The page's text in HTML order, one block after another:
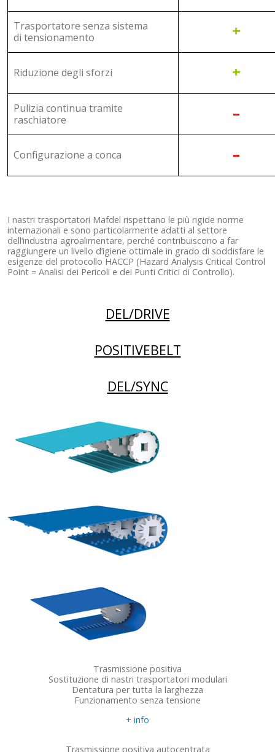
Trasportatore senza sistema
di tensionamento
+
Riduzione degli sforzi +
Pulizia continua tramite
raschiatore
–
Configurazione a conca –
I nastri trasportatori Mafdel rispettano le più rigide norme
internazionali e sono particolarmente adatti al settore
dell’industria agroalimentare, perché contribuiscono a far
raggiungere un livello d’igiene ottimale in grado di soddisfare le
esigenze del protocollo HACCP (Hazard Analysis Critical Control
Point = Analisi dei Pericoli e dei Punti Critici di Controllo).
DEL/DRIVE
POSITIVEBELT
DEL/SYNC
Trasmissione positiva
Sostituzione di nastri trasportatori modulari
Dentatura per tutta la larghezza
Funzionamento senza tensione
+ info
Trasmissione positiva autocentrata